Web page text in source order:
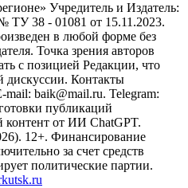
Учредитель и Издатель:
38 - 01081 от 15.11.2023.
в любой форме без
Точка зрения авторов
с позицией Редакции, что
дискуссии. Контакты
baik@mail.ru. Telegram:
публикаций
контент от ИИ ChatGPT.
12+. Финансирование
за счет средств
политические партии.